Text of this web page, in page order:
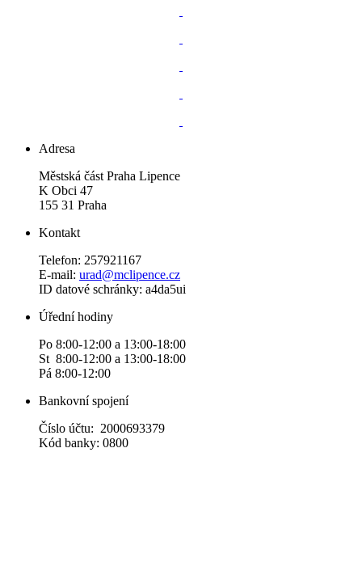
Adresa
Městská část Praha Lipence
K Obci 47
155 31 Praha
Kontakt
Telefon: 257921167
E-mail: urad@mclipence.cz
ID datové schránky: a4da5ui
Úřední hodiny
Po 8:00-12:00 a 13:00-18:00
St 8:00-12:00 a 13:00-18:00
Pá 8:00-12:00
Bankovní spojení
Číslo účtu: 2000693379
Kód banky: 0800